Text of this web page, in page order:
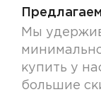
Мы
купить у
большие